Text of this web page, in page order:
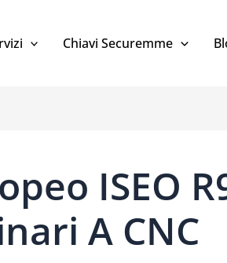
Chiavi Securemme
ISEO
A CNC